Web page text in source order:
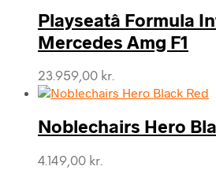
Playseatâ Formula
Mercedes Amg F1
23.959,00 kr.
Noblechairs Hero
4.149,00 kr.